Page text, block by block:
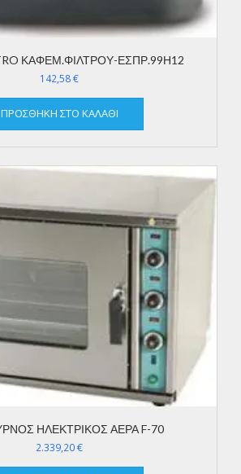
ΚΑΦΕΜ.ΦΙΛΤΡΟΥ-ΕΣΠΡ.99Η12
142,58€
ΠΡΟΣΘΉΚΗ ΣΤΟ ΚΑΛΆΘΙ
ΗΛΕΚΤΡΙΚΟΣ ΑΕΡΑ F-70
2.339,20€